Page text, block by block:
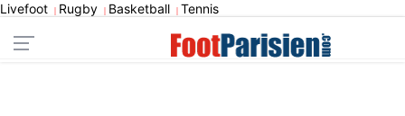
Livefoot | Rugby | Basketball | Tennis